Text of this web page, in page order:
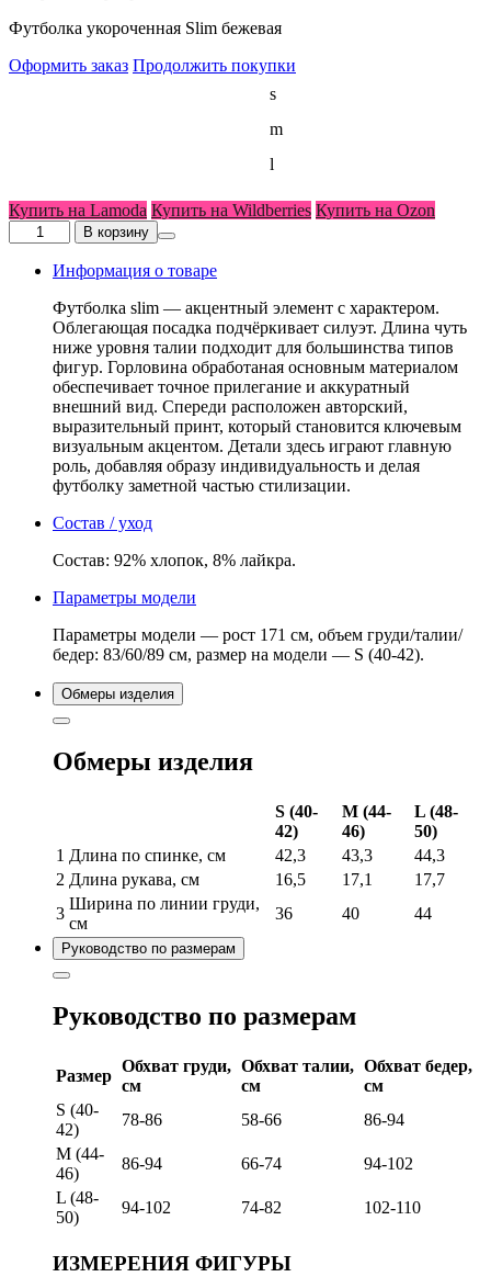
Футболка укороченная Slim бежевая
Оформить заказ Продолжить покупки
s
m
l
Купить на Lamoda Купить на Wildberries Купить на Ozon
Количество
товара
Футболка
бежевая
В корзину
Информация о товаре
Футболка slim — акцентный элемент с характером.
Облегающая посадка подчёркивает силуэт. Длина чуть
ниже уровня талии подходит для большинства типов
фигур. Горловина обработаная основным материалом
обеспечивает точное прилегание и аккуратный
внешний вид. Спереди расположен авторский,
выразительный принт, который становится ключевым
визуальным акцентом. Детали здесь играют главную
роль, добавляя образу индивидуальность и делая
футболку заметной частью стилизации.
Состав / уход
Состав: 92% хлопок, 8% лайкра.
Параметры модели
Параметры модели — рост 171 см, объем груди/талии/
бедер: 83/60/89 см, размер на модели — S (40-42).
Обмеры изделия
Обмеры изделия
S (40-
42)
M (44-
46)
L (48-
50)
1 Длина по спинке, см 42,3 43,3
44,3
2 Длина рукава, см 16,5 17,1
17,7
3
Ширина по линии груди,
см
36 40 44
Руководство по размерам
Руководство по размерам
Размер
Обхват груди,
см
Обхват талии,
см
Обхват бедер,
см
S (40-
42)
78-86 58-66
86-94
M (44-
46)
86-94 66-74
94-102
L (48-
50)
94-102 74-82 102-110
ИЗМЕРЕНИЯ ФИГУРЫ